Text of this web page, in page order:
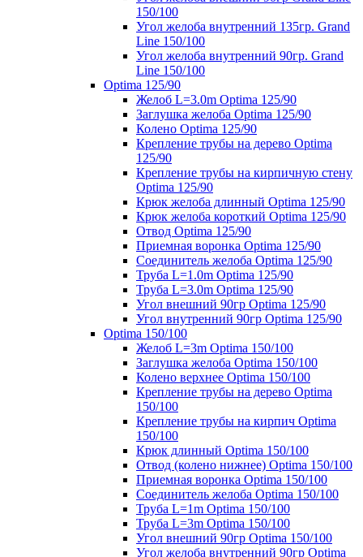
150/100
Угол желоба внутренний 135гр. Grand
Line 150/100
Угол желоба внутренний 90гр. Grand
Line 150/100
Optima 125/90
Желоб L=3.0m Optima 125/90
Заглушка желоба Optima 125/90
Колено Optima 125/90
Крепление трубы на дерево Optima
125/90
Крепление трубы на кирпичную стену
Optima 125/90
Крюк желоба длинный Optima 125/90
Крюк желоба короткий Optima 125/90
Отвод Optima 125/90
Приемная воронка Optima 125/90
Соединитель желоба Optima 125/90
Труба L=1.0m Optima 125/90
Труба L=3.0m Optima 125/90
Угол внешний 90гр Optima 125/90
Угол внутренний 90гр Optima 125/90
Optima 150/100
Желоб L=3m Optima 150/100
Заглушка желоба Optima 150/100
Колено верхнее Optima 150/100
Крепление трубы на дерево Optima
150/100
Крепление трубы на кирпич Optima
150/100
Крюк длинный Optima 150/100
Отвод (колено нижнее) Optima 150/100
Приемная воронка Optima 150/100
Соединитель желоба Optima 150/100
Труба L=1m Optima 150/100
Труба L=3m Optima 150/100
Угол внешний 90гр Optima 150/100
Угол желоба внутренний 90гр Optima